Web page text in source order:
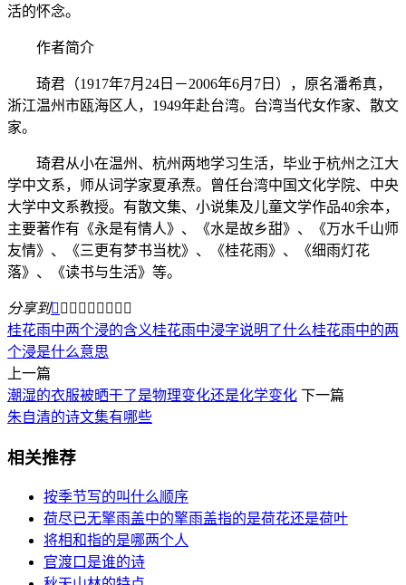
活的怀念。
作者简介
琦君（1917年7月24日－2006年6月7日），原名潘希真，
浙江温州市瓯海区人，1949年赴台湾。台湾当代女作家、散文
家。
琦君从小在温州、杭州两地学习生活，毕业于杭州之江大
学中文系，师从词学家夏承焘。曾任台湾中国文化学院、中央
大学中文系教授。有散文集、小说集及儿童文学作品40余本，
主要著作有《永是有情人》、《水是故乡甜》、《万水千山师
友情》、《三更有梦书当枕》、《桂花雨》、《细雨灯花
落》、《读书与生活》等。
分享到        
桂花雨中两个浸的含义桂花雨中浸字说明了什么桂花雨中的两
个浸是什么意思
上一篇
潮湿的衣服被晒干了是物理变化还是化学变化 下一篇
朱自清的诗文集有哪些
相关推荐
按季节写的叫什么顺序
荷尽已无擎雨盖中的擎雨盖指的是荷花还是荷叶
将相和指的是哪两个人
官渡口是谁的诗